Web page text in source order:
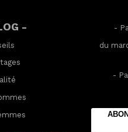
-
-
du
-